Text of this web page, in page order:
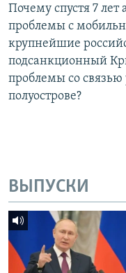
Почему спустя 7
проблемы с
крупнейшие
подсанкционный
проблемы со
полуострове?
ВЫПУСКИ